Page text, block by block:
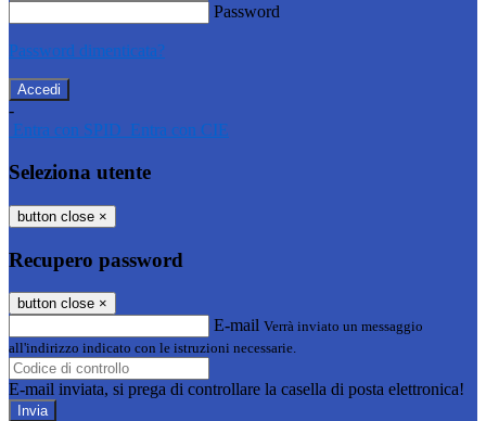
Password
Password dimenticata?
-
Entra con SPID Entra con CIE
Seleziona utente
button close ×
Recupero password
button close ×
E-mail Verrà inviato un messaggio
all'indirizzo indicato con le istruzioni necessarie.
E-mail inviata, si prega di controllare la casella di posta elettronica!